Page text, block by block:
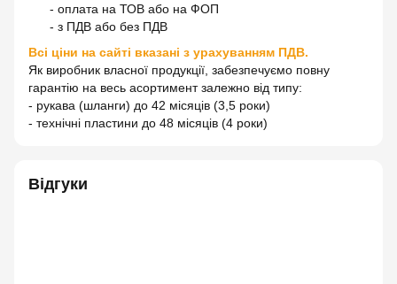
- оплата на ТОВ або на ФОП
- з ПДВ або без ПДВ
Всі ціни на сайті вказані з урахуванням ПДВ.
Як виробник власної продукції, забезпечуємо повну
гарантію на весь асортимент залежно від типу:
- рукава (шланги) до 42 місяців (3,5 роки)
- технічні пластини до 48 місяців (4 роки)
Відгуки